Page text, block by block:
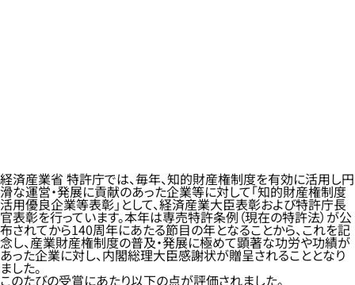
経済産業省 特許庁では、毎年、知的財産権制度を有効に活用し円
滑な運営・発展に貢献のあった企業等に対して「知的財産権制度
活用優良企業等表彰」として、経済産業大臣表彰および特許庁長
官表彰を行っています。本年は専売特許条例（現在の特許法）が公
布されてから140周年にあたる節目の年となることから、これを記
念し、産業財産権制度の普及・発展に極めて顕著な功労や功績が
あった企業に対し、内閣総理大臣感謝状が贈呈されることとなり
ました。
このたびの受賞にあたり以下の点が評価されました。